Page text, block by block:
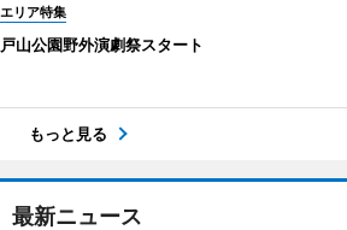
エリア特集
戸山公園野外演劇祭スタート
もっと見る
最新ニュース